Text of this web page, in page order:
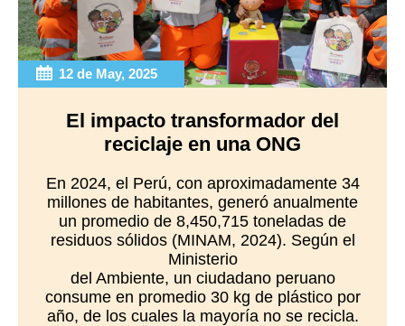
12 de May, 2025
El impacto transformador del
reciclaje en una ONG
En 2024, el Perú, con aproximadamente 34
millones de habitantes, generó anualmente
un promedio de 8,450,715 toneladas de
residuos sólidos (MINAM, 2024). Según el
Ministerio
del Ambiente, un ciudadano peruano
consume en promedio 30 kg de plástico por
año, de los cuales la mayoría no se recicla.